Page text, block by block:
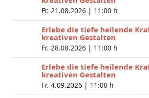
Fr. 21.08.2026 | 11:00 h
Erlebe die tiefe heilende
kreativen Gestalten
Fr. 28.08.2026 | 11:00 h
Erlebe die tiefe heilende
kreativen Gestalten
Fr. 4.09.2026 | 11:00 h